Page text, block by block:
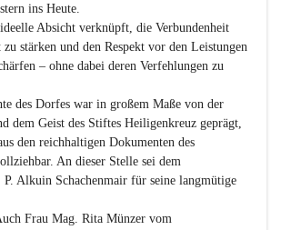
ins Heute.
Absicht verknüpft, die Verbundenheit
stärken und den Respekt vor den Leistungen
– ohne dabei deren Verfehlungen zu
des Dorfes war in großem Maße von der
dem Geist des Stiftes Heiligenkreuz geprägt,
den reichhaltigen Dokumenten des
An dieser Stelle sei dem
Alkuin Schachenmair für seine langmütige
Frau Mag. Rita Münzer vom